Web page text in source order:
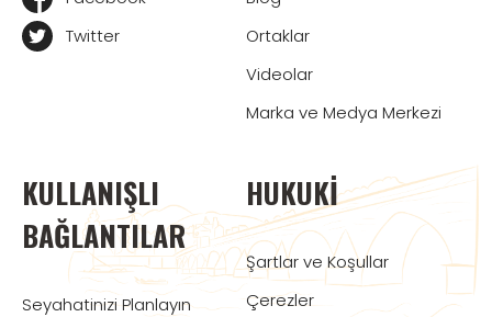
Twitter
Ortaklar
Videolar
Marka ve Medya Merkezi
KULLANIŞLI
BAĞLANTILAR
Seyahatinizi Planlayın
HUKUKI
Şartlar ve Koşullar
Çerezler